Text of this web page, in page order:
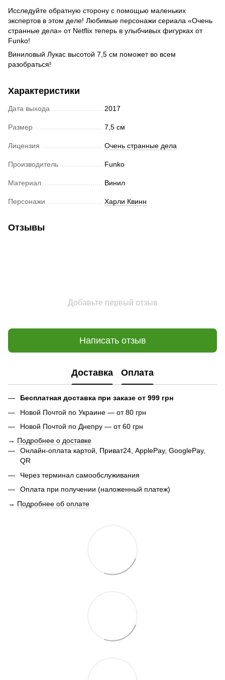
Исследуйте обратную сторону с помощью маленьких
экспертов в этом деле! Любимые персонажи сериала «Очень
странные дела» от Netflix теперь в улыбчивых фигурках от
Funko!
Виниловый Лукас высотой 7,5 см поможет во всем
разобраться!
Характеристики
Дата выхода 2017
Размер 7,5 см
Лицензия Очень странные дела
Производитель Funko
Материал Винил
Персонажи Харли Квинн
Отзывы
Добавьте первый отзыв
Написать отзыв
Доставка Оплата
Бесплатная доставка при заказе от 999 грн
Новой Почтой по Украине — от 80 грн
Новой Почтой по Днепру — от 60 грн
→ Подробнее о доставке
Онлайн-оплата картой, Приват24, ApplePay, GooglePay,
QR
Через терминал самообслуживания
Оплата при получении (наложенный платеж)
→ Подробнее об оплате